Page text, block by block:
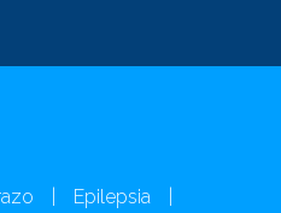
Epilepsia